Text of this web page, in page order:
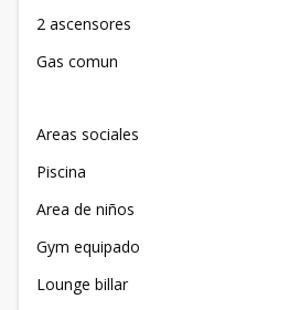
2 ascensores
Gas comun
Areas sociales
Piscina
Area de niños
Gym equipado
Lounge billar